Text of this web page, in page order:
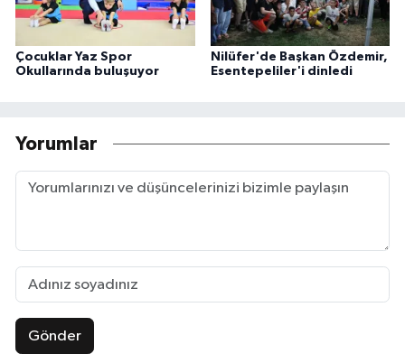
Çocuklar Yaz Spor
Okullarında buluşuyor
Nilüfer'de Başkan Özdemir,
Esentepeliler'i dinledi
Yorumlar
Gönder